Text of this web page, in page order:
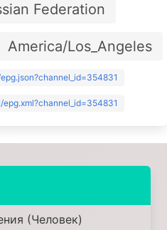
Federation
America/Los_Angeles
(Человек)